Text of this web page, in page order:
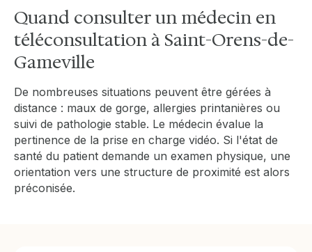
Quand consulter un médecin en
téléconsultation à Saint-Orens-de-
Gameville
De nombreuses situations peuvent être gérées à
distance : maux de gorge, allergies printanières ou
suivi de pathologie stable. Le médecin évalue la
pertinence de la prise en charge vidéo. Si l'état de
santé du patient demande un examen physique, une
orientation vers une structure de proximité est alors
préconisée.